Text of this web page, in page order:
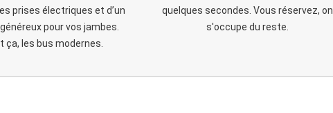
prises électriques et d’un
pour vos jambes.
ça, les bus modernes.
quelques secondes. Vous réservez, on
s'occupe du reste.